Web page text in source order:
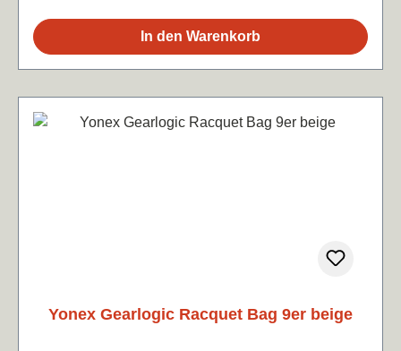
In den Warenkorb
Yonex Gearlogic Racquet Bag 9er beige